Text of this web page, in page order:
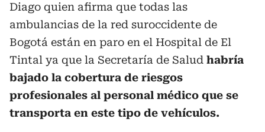
Diago quien afirma que todas las
ambulancias de la red suroccidente de
Bogotá están en paro en el Hospital de El
Tintal ya que la Secretaría de Salud habría
bajado la cobertura de riesgos
profesionales al personal médico que se
transporta en este tipo de vehículos.